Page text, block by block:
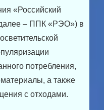
«Российский
– ППК «РЭО») в
потребления,
а также
с отходами.